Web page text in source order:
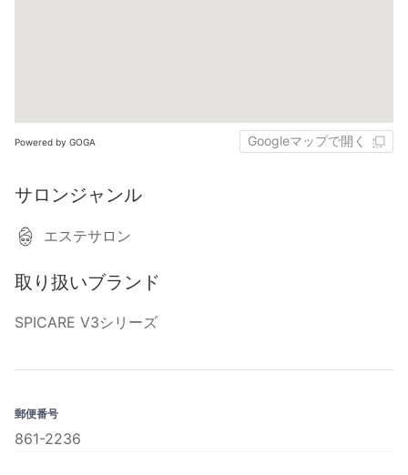
Powered by GOGA Googleマップで開く
サロンジャンル
エステサロン
取り扱いブランド
SPICARE V3シリーズ
郵便番号
861-2236